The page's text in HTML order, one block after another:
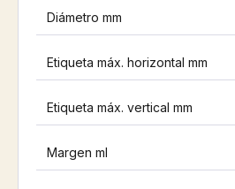
Diámetro mm
Etiqueta máx. horizontal mm
Etiqueta máx. vertical mm
Margen ml